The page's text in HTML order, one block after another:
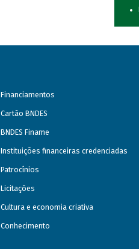
Financiamentos
Cartão BNDES
BNDES Finame
Instituições financeiras credenciadas
Patrocínios
Licitações
Cultura e economia criativa
Conhecimento